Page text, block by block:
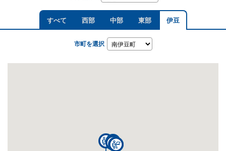
すべて 西部 中部 東部 伊豆
市町を選択